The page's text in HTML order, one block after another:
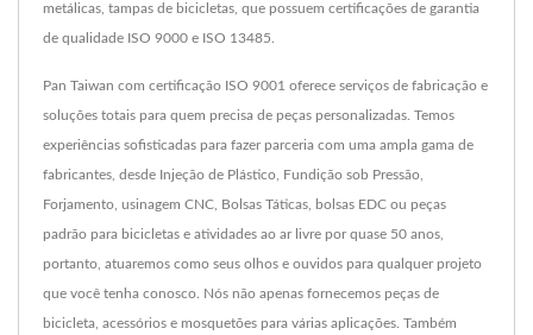
metálicas, tampas de bicicletas, que possuem certificações de garantia
de qualidade ISO 9000 e ISO 13485.
Pan Taiwan com certificação ISO 9001 oferece serviços de fabricação e
soluções totais para quem precisa de peças personalizadas. Temos
experiências sofisticadas para fazer parceria com uma ampla gama de
fabricantes, desde Injeção de Plástico, Fundição sob Pressão,
Forjamento, usinagem CNC, Bolsas Táticas, bolsas EDC ou peças
padrão para bicicletas e atividades ao ar livre por quase 50 anos,
portanto, atuaremos como seus olhos e ouvidos para qualquer projeto
que você tenha conosco. Nós não apenas fornecemos peças de
bicicleta, acessórios e mosquetões para várias aplicações. Também